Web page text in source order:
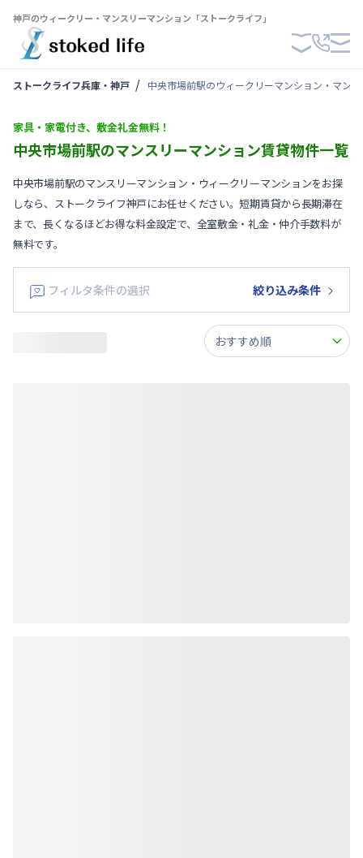
神戸のウィークリー・マンスリーマンション「ストークライフ」
ストークライフ兵庫・神戸 中央市場前駅のウィークリーマンション・マン
家具・家電付き、敷金礼金無料！
中央市場前駅のマンスリーマンション賃貸物件一覧
中央市場前駅のマンスリーマンション・ウィークリーマンションをお探
しなら、ストークライフ神戸にお任せください。短期賃貸から長期滞在
まで、長くなるほどお得な料金設定で、全室敷金・礼金・仲介手数料が
無料です。
フィルタ条件の選択 絞り込み条件